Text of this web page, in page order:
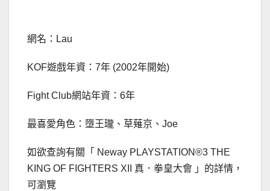
網名：Lau
KOF遊戲年資：7年 (2002年開始)
Fight Club網站年資：6年
最喜愛角色：墮王瓏、草薙京、Joe
如欲查詢有關「 Neway PLAYSTATION®3 THE
KING OF FIGHTERS XII 真．拳皇大會 」的詳情，
可瀏覽